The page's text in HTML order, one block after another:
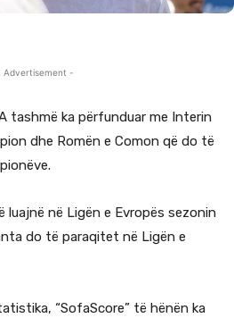
Advertisement -
tashmë ka përfunduar me Interin
dhe Romën e Comon që do të
luajnë në Ligën e Evropës sezonin
do të paraqitet në Ligën e
“SofaScore” të hënën ka